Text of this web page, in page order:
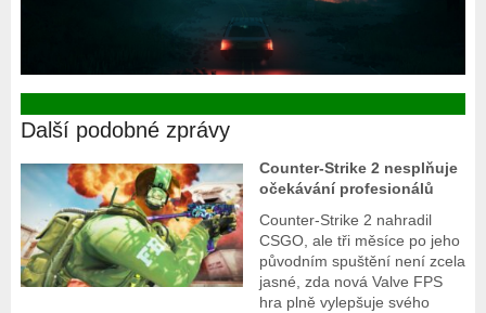
Další podobné zprávy
Counter-Strike 2 nesplňuje
očekávání profesionálů
Counter-Strike 2 nahradil
CSGO, ale tři měsíce po jeho
původním spuštění není zcela
jasné, zda nová Valve FPS
hra plně vylepšuje svého